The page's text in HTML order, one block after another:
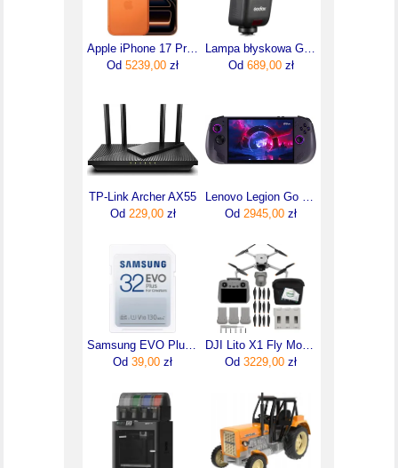
Apple iPhone 17 Pro 256GB Kosmiczny pomarańcz
Od 5239,00 zł
Lampa błyskowa Godox V1 mid Canon
Od 689,00zł
TP-Link Archer AX55
Od 229,00zł
Lenovo Legion Go S (83N60012PB)
Od 2945,00 zł
Samsung EVO Plus 2021 SDHC 32GB (MB-SC32K/EU)
Od 39,00 zł
DJI Lito X1 Fly More Combo Plus (DJI RC 2)
Od 3229,00 zł